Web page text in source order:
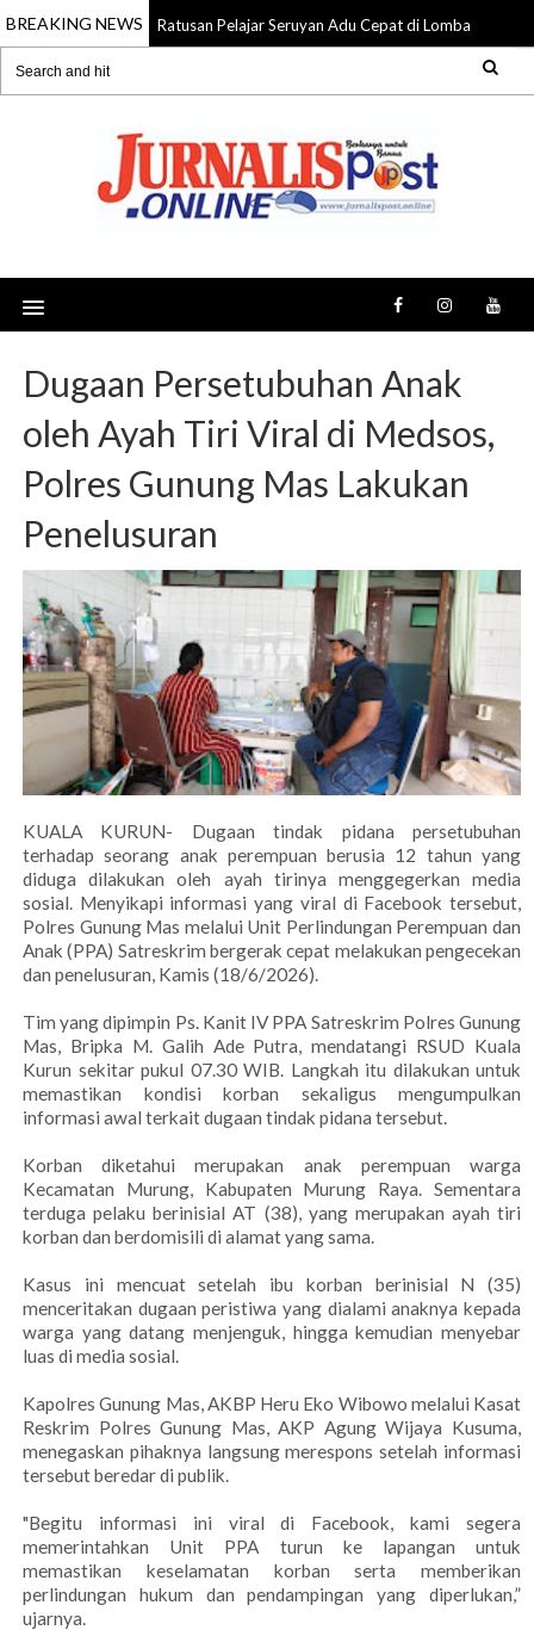
BREAKING NEWS
09 Aug 2026 Ratusan Pelajar Seruyan Adu Cepat di Lomba Lari 5K
Dugaan Persetubuhan Anak
oleh Ayah Tiri Viral di Medsos,
Polres Gunung Mas Lakukan
Penelusuran
KUALA KURUN- Dugaan tindak pidana persetubuhan
terhadap seorang anak perempuan berusia 12 tahun yang
diduga dilakukan oleh ayah tirinya menggegerkan media
sosial. Menyikapi informasi yang viral di Facebook tersebut,
Polres Gunung Mas melalui Unit Perlindungan Perempuan dan
Anak (PPA) Satreskrim bergerak cepat melakukan pengecekan
dan penelusuran, Kamis (18/6/2026).
Tim yang dipimpin Ps. Kanit IV PPA Satreskrim Polres Gunung
Mas, Bripka M. Galih Ade Putra, mendatangi RSUD Kuala
Kurun sekitar pukul 07.30 WIB. Langkah itu dilakukan untuk
memastikan kondisi korban sekaligus mengumpulkan
informasi awal terkait dugaan tindak pidana tersebut.
Korban diketahui merupakan anak perempuan warga
Kecamatan Murung, Kabupaten Murung Raya. Sementara
terduga pelaku berinisial AT (38), yang merupakan ayah tiri
korban dan berdomisili di alamat yang sama.
Kasus ini mencuat setelah ibu korban berinisial N (35)
menceritakan dugaan peristiwa yang dialami anaknya kepada
warga yang datang menjenguk, hingga kemudian menyebar
luas di media sosial.
Kapolres Gunung Mas, AKBP Heru Eko Wibowo melalui Kasat
Reskrim Polres Gunung Mas, AKP Agung Wijaya Kusuma,
menegaskan pihaknya langsung merespons setelah informasi
tersebut beredar di publik.
"Begitu informasi ini viral di Facebook, kami segera
memerintahkan Unit PPA turun ke lapangan untuk
memastikan keselamatan korban serta memberikan
perlindungan hukum dan pendampingan yang diperlukan,”
ujarnya.